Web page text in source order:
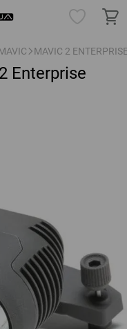
MAVIC 2
Enterprise